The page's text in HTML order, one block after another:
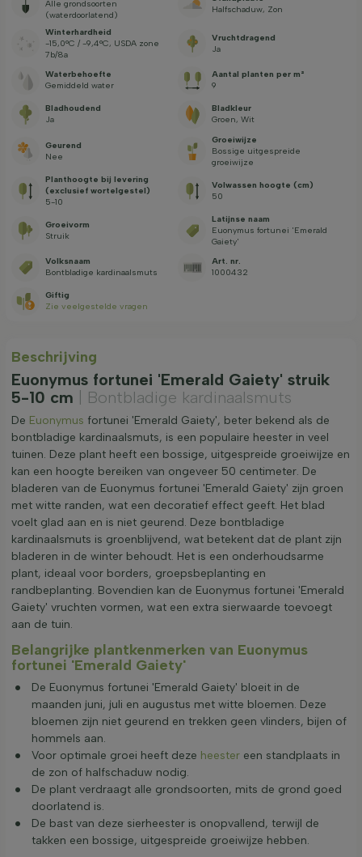
Alle grondsoorten
(waterdoorlatend)
Halfschaduw, Zon
Winterhardheid
-15,0°C / -9,4°C, USDA zone
7b/8a
Vruchtdragend
Ja
Waterbehoefte
Gemiddeld water
Aantal planten per m²
9
Bladhoudend
Ja
Bladkleur
Groen, Wit
Geurend
Nee
Groeiwijze
Bossige uitgespreide
groeiwijze
Planthoogte bij levering
(exclusief wortelgestel)
5-10
Volwassen hoogte (cm)
50
Groeivorm
Struik
Latijnse naam
Euonymus fortunei 'Emerald
Gaiety'
Volksnaam
Bontbladige kardinaalsmuts
Art. nr.
1000432
Giftig
Zie veelgestelde vragen
Beschrijving
Euonymus fortunei 'Emerald Gaiety' struik
5-10 cm
| Bontbladige kardinaalsmuts
De Euonymus fortunei 'Emerald Gaiety', beter bekend als de
bontbladige kardinaalsmuts, is een populaire heester in veel
tuinen. Deze plant heeft een bossige, uitgespreide groeiwijze en
kan een hoogte bereiken van ongeveer 50 centimeter. De
bladeren van de Euonymus fortunei 'Emerald Gaiety' zijn groen
met witte randen, wat een decoratief effect geeft. Het blad
voelt glad aan en is niet geurend. Deze bontbladige
kardinaalsmuts is groenblijvend, wat betekent dat de plant zijn
bladeren in de winter behoudt. Het is een onderhoudsarme
plant, ideaal voor borders, groepsbeplanting en
randbeplanting. Bovendien kan de Euonymus fortunei 'Emerald
Gaiety' vruchten vormen, wat een extra sierwaarde toevoegt
aan de tuin.
Belangrijke plantkenmerken van Euonymus
fortunei 'Emerald Gaiety'
De Euonymus fortunei 'Emerald Gaiety' bloeit in de
maanden juni, juli en augustus met witte bloemen. Deze
bloemen zijn niet geurend en trekken geen vlinders, bijen of
hommels aan.
Voor optimale groei heeft deze heester een standplaats in
de zon of halfschaduw nodig.
De plant verdraagt alle grondsoorten, mits de grond goed
doorlatend is.
De bast van deze sierheester is onopvallend, terwijl de
takken een bossige, uitgespreide groeiwijze hebben.